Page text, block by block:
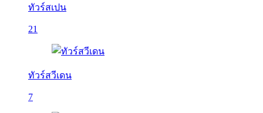
ทัวร์สเปน
21
ทัวร์สวีเดน
7